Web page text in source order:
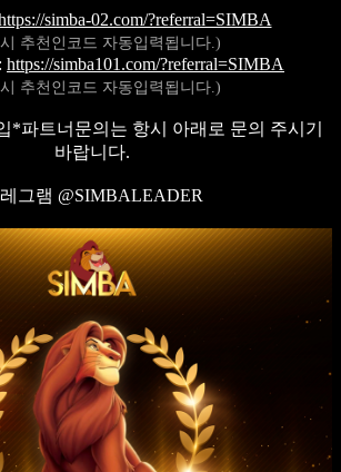
simba-02.com/?referral=SIMBA
추천인코드 자동입력됩니다.)
https://simba101.com/?referral=SIMBA
추천인코드 자동입력됩니다.)
*파트너문의는 항시 아래로 문의 주시기
바랍니다.
그램 @SIMBALEADER